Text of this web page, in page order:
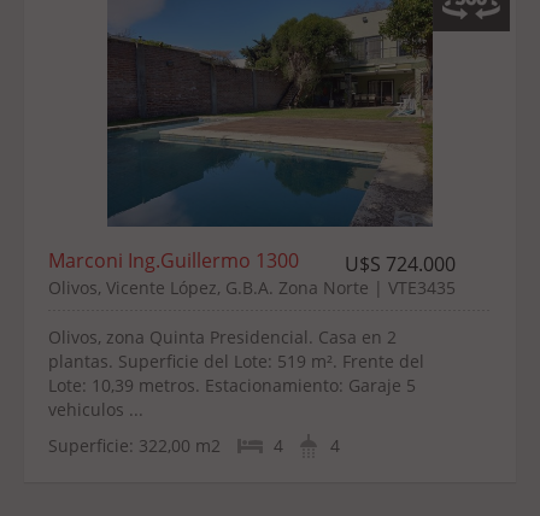
Marconi Ing.Guillermo 1300 U$S 724.000
Olivos, Vicente López, G.B.A. Zona Norte | VTE3435
Olivos, zona Quinta Presidencial. Casa en 2
plantas. Superficie del Lote: 519 m². Frente del
Lote: 10,39 metros. Estacionamiento: Garaje 5
vehiculos ...
Superficie: 322,00 m2 4 4